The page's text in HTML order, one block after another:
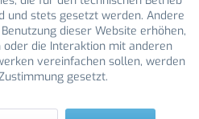
und stets gesetzt werden. Andere
dieser Website erhöhen,
die Interaktion mit anderen
vereinfachen sollen, werden
gesetzt.